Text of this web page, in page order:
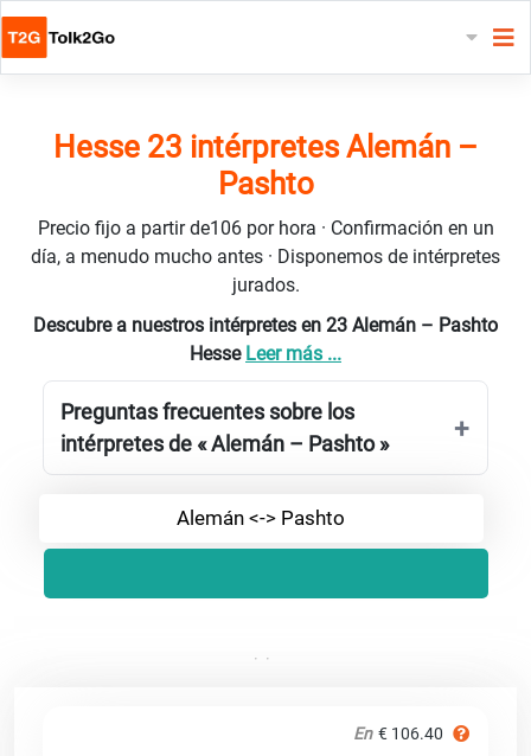
Hesse 23 intérpretes Alemán –
Pashto
Precio fijo a partir de106 por hora · Confirmación en un
día, a menudo mucho antes · Disponemos de intérpretes
jurados.
Descubre a nuestros intérpretes en 23 Alemán – Pashto
Hesse Leer más ...
Preguntas frecuentes sobre los
intérpretes de « Alemán – Pashto »
Alemán <-> Pashto
En € 106.40